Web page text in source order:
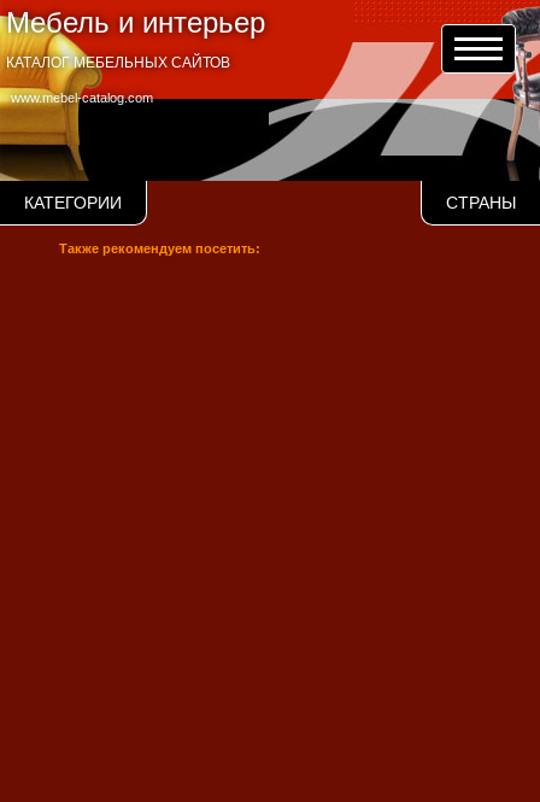
Мебель и интерьер
www.mebel-catalog.com
КАТАЛОГ МЕБЕЛЬНЫХ САЙТОВ
КАТЕГОРИИ СТРАНЫ
Также рекомендуем посетить: